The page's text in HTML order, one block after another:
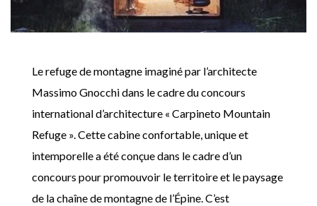
Le refuge de montagne imaginé par l’architecte
Massimo Gnocchi dans le cadre du concours
international d’architecture « Carpineto Mountain
Refuge ». Cette cabine confortable, unique et
intemporelle a été conçue dans le cadre d’un
concours pour promouvoir le territoire et le paysage
de la chaîne de montagne de l’Épine. C’est